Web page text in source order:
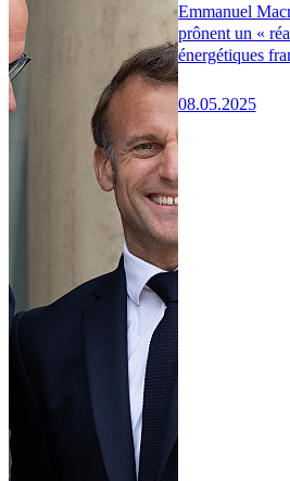
Emmanuel
prônent un «
énergétiques
08.05.2025